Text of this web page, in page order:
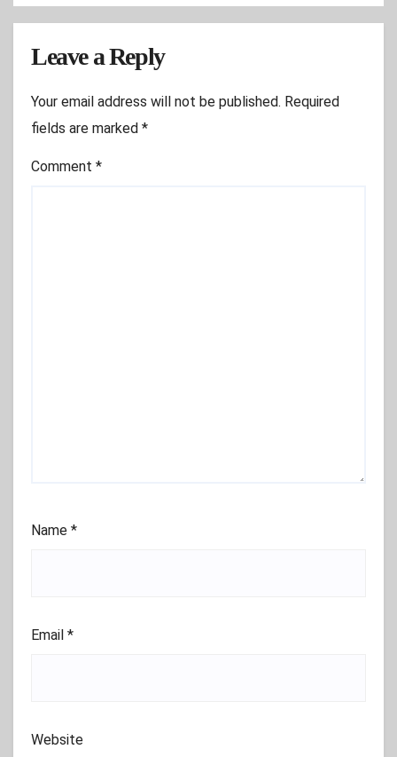
Leave a Reply
Your email address will not be published. Required
fields are marked *
Comment *
Name *
Email *
Website